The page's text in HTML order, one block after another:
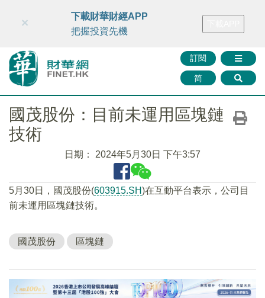
財華智庫網 FINTV FINMETA 財華證券 媒體矩陣
訂閱
简
×
下載財華財經APP
把握投資先機
國茂股份：目前未運用區塊鏈
技術
日期： 2024年5月30日 下午3:57
5月30日，國茂股份(603915.SH)在互動平台表示，公司目
前未運用區塊鏈技術。
國茂股份 區塊鏈